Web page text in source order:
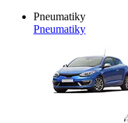
Pneumatiky
Pneumatiky